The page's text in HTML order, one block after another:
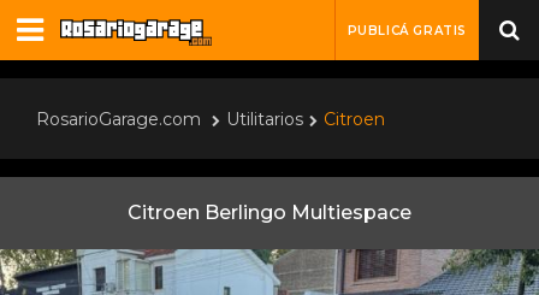
PUBLICÁ GRATIS
RosarioGarage.com Utilitarios Citroen
Citroen Berlingo Multiespace